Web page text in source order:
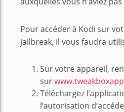
Pour accéder à Kodi sur
jailbreak, il vous faudra
Sur votre appareil,
sur
Téléchargez
l’autorisation